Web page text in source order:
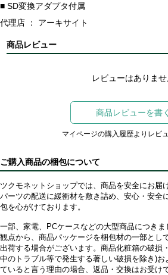
■ SD変換アダプタ付属
代理店 ： アーキサイト
商品レビュー
レビューはありませ
商品レビューを書く
マイページの購入履歴よりレビ
ご購入商品の梱包について
ツクモネットショップでは、商品を安全にお届
パーツの配送に緩衝材を敷き詰め、安心・安全
包を心がけております。
一部、家電、PCケースなどの大型商品につき
観点から、商品パッケージを梱包材の一部とし
出荷する場合がございます。商品化粧箱の破損
中のトラブル等で発生する著しい破損を除き)
ていると言う理由の場合、返品・交換はお受け